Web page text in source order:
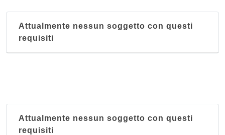
Attualmente nessun soggetto con questi
requisiti
Attualmente nessun soggetto con questi
requisiti